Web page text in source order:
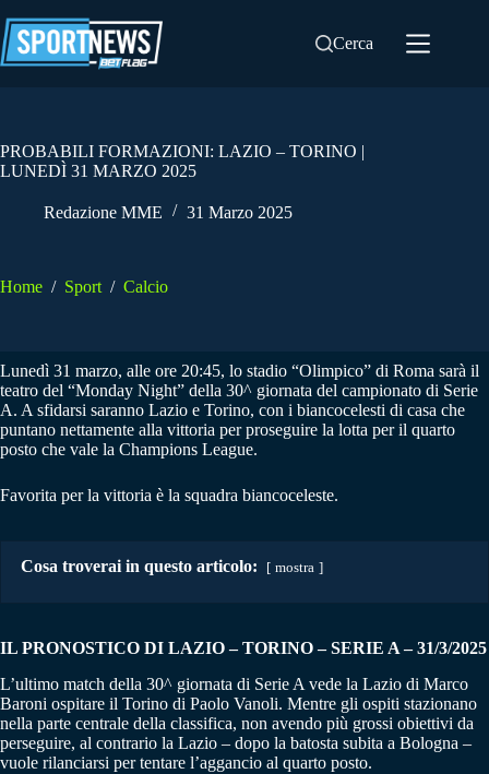
al
contenuto
Cerca
PROBABILI FORMAZIONI: LAZIO – TORINO |
LUNEDÌ 31 MARZO 2025
Redazione MME 31 Marzo 2025
Home / Sport / Calcio
Lunedì 31 marzo, alle ore 20:45, lo stadio “Olimpico” di Roma sarà il
teatro del “Monday Night” della 30^ giornata del campionato di Serie
A. A sfidarsi saranno Lazio e Torino, con i biancocelesti di casa che
puntano nettamente alla vittoria per proseguire la lotta per il quarto
posto che vale la Champions League.
Favorita per la vittoria è la squadra biancoceleste.
Cosa troverai in questo articolo: mostra
IL PRONOSTICO DI LAZIO – TORINO–SERIE A – 31/3/2025
L’ultimo match della 30^ giornata di Serie A vede la Lazio di Marco
Baroni ospitare il Torino di Paolo Vanoli. Mentre gli ospiti stazionano
nella parte centrale della classifica, non avendo più grossi obiettivi da
perseguire, al contrario la Lazio – dopo la batosta subita a Bologna –
vuole rilanciarsi per tentare l’aggancio al quarto posto.